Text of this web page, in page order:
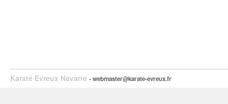
Karaté Evreux Navarre - webmaster@karate-evreux.fr